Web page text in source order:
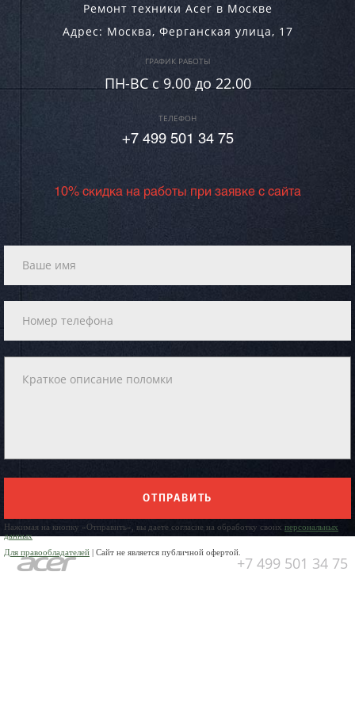
Ремонт техники Acer в Москве
Адрес: Москва, Ферганская улица, 17
ГРАФИК РАБОТЫ
ПН-ВC c 9.00 до 22.00
ТЕЛЕФОН
+7 499 501 34 75
10% скидка на работы при заявке с сайта
ОТПРАВИТЬ
Нажимая на кнопку «Отправить», вы даете согласие на обработку своих персональных
данных
Для правообладателей | Сайт не является публичной офертой.
+7 499 501 34 75